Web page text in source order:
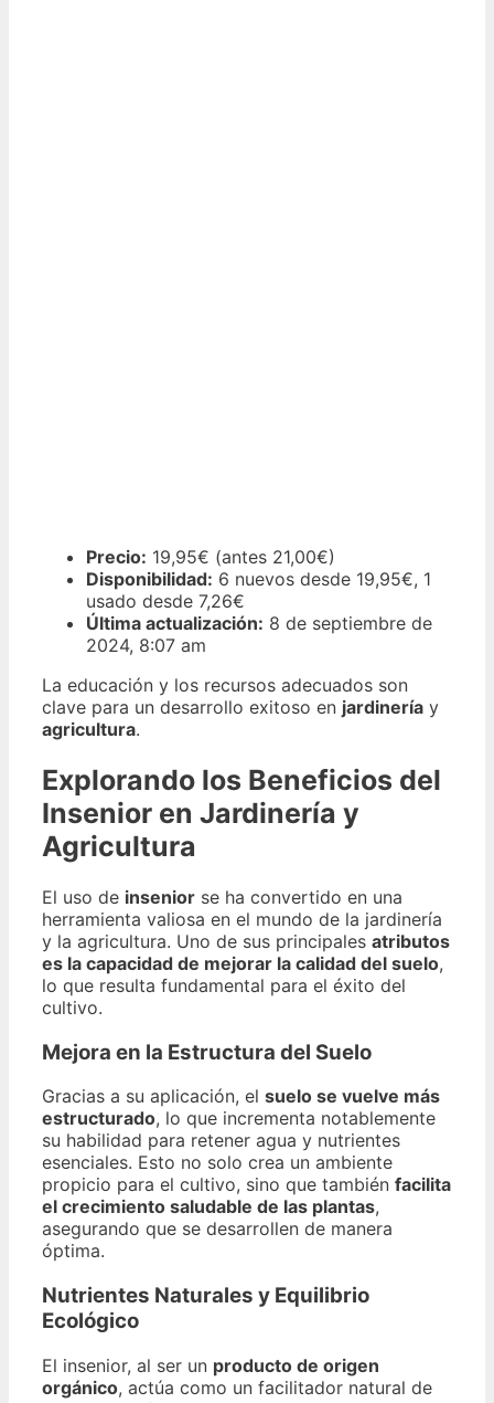
Precio: 19,95€ (antes 21,00€)
Disponibilidad: 6 nuevos desde 19,95€, 1
usado desde 7,26€
Última actualización: 8 de septiembre de
2024, 8:07 am
La educación y los recursos adecuados son
clave para un desarrollo exitoso en jardinería y
agricultura.
Explorando los Beneficios del
Insenior en Jardinería y
Agricultura
El uso de insenior se ha convertido en una
herramienta valiosa en el mundo de la jardinería
y la agricultura. Uno de sus principales atributos
es la capacidad de mejorar la calidad del suelo,
lo que resulta fundamental para el éxito del
cultivo.
Mejora en la Estructura del Suelo
Gracias a su aplicación, el suelo se vuelve más
estructurado, lo que incrementa notablemente
su habilidad para retener agua y nutrientes
esenciales. Esto no solo crea un ambiente
propicio para el cultivo, sino que también facilita
el crecimiento saludable de las plantas,
asegurando que se desarrollen de manera
óptima.
Nutrientes Naturales y Equilibrio
Ecológico
El insenior, al ser un producto de origen
orgánico, actúa como un facilitador natural de